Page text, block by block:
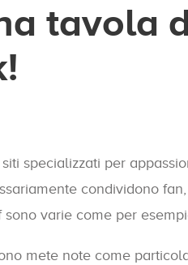
tavola
specializzati per
condividono
varie come per
mete note come